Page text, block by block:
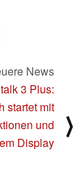
News
3 Plus:
startet mit
und
Display
⟩